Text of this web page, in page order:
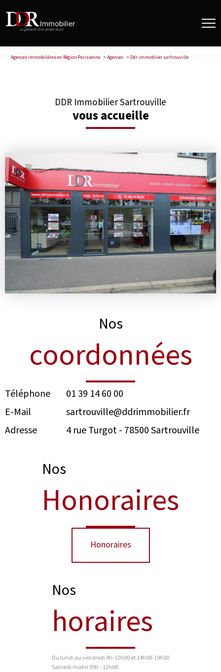
Agences immobilières en Région Parisienne Agences Ddr immobilier sartrouville
DDR Immobilier Sartrouville
vous accueille
Nos
coordonnées
Téléphone
01 39 14 60 00
E-Mail
sartrouville@ddrimmobilier.fr
Adresse
4 rue Turgot - 78500Sartrouville
Nos
Honoraires
Honoraires
Nos
horaires
Du lundi au vendredi 9h-12h00 et 14h00-19h00
Samedi matin 09h - 12h00